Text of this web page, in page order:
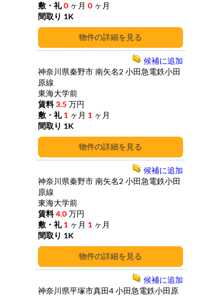
詳細
0 ヶ月 0 ヶ月
1K
詳細
神奈川県秦野市 南矢名2 小田急電鉄小田
原線
東海大学前
3.5 万円
1 ヶ月 1 ヶ月
1K
候補に追加
詳細
神奈川県秦野市 南矢名2 小田急電鉄小田
原線
東海大学前
4.0 万円
1 ヶ月 1 ヶ月
1K
候補に追加
神奈川県平塚市真田4 小田急電鉄小田原
候補に追加